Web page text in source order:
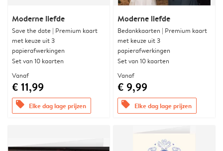
Moderne liefde
Save the date | Premium kaart
met keuze uit 3
papierafwerkingen
Set van 10 kaarten
Vanaf
€ 11,99
offers Elke dag lage prijzen
Moderne liefde
Bedankkaarten | Premium kaart
met keuze uit 3
papierafwerkingen
Set van 10 kaarten
Vanaf
€ 9,99
offers Elke dag lage prijzen